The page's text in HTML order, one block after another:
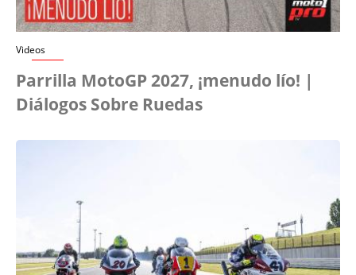
Videos
Parrilla MotoGP 2027, ¡menudo lío! |
Diálogos Sobre Ruedas